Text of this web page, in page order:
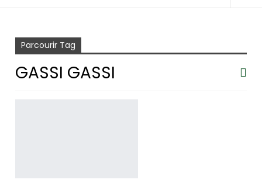
Parcourir Tag
GASSI GASSI